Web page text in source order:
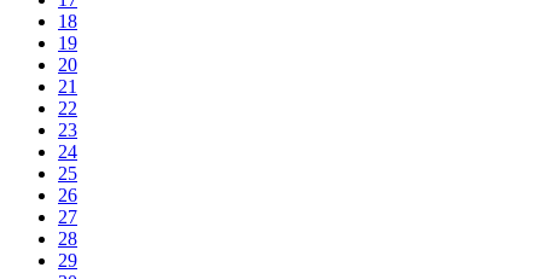
18
19
20
21
22
23
24
25
26
27
28
29